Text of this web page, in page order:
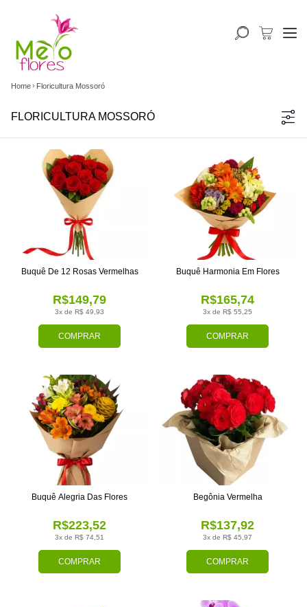
Home Floricultura Mossoró
FLORICULTURA MOSSORÓ
COMPRAR
3x de R$ 49,93
R$149,79
Buquê De 12 Rosas Vermelhas
COMPRAR
3x de R$ 55,25
R$165,74
Buquê Harmonia Em Flores
COMPRAR
3x de R$ 74,51
R$223,52
Buquê Alegria Das Flores
COMPRAR
3x de R$ 45,97
R$137,92
Begônia Vermelha